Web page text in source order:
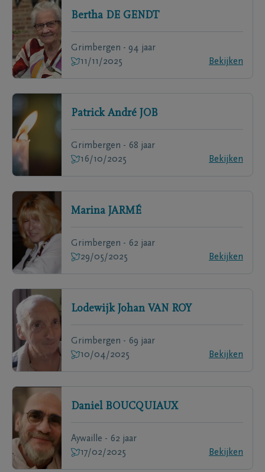
Bertha DE GENDT
Grimbergen - 94 jaar
11/11/2025
Bekijken
Patrick André JOB
Grimbergen - 68 jaar
16/10/2025
Bekijken
Marina JARMÉ
Grimbergen - 62 jaar
29/05/2025
Bekijken
Lodewijk Johan VAN ROY
Grimbergen - 69 jaar
10/04/2025
Bekijken
Daniel BOUCQUIAUX
Aywaille - 62 jaar
17/02/2025
Bekijken